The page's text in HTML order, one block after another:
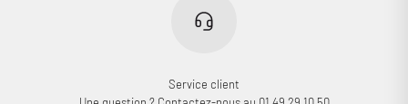
Service client